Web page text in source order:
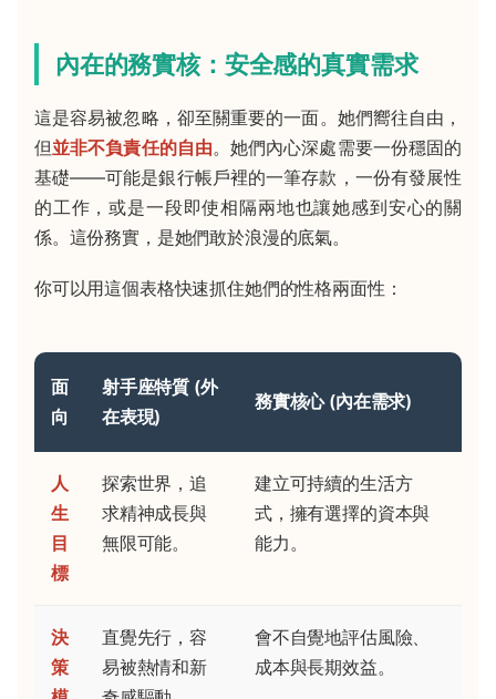
內在的務實核：安全感的真實需求
這是容易被忽略，卻至關重要的一面。她們嚮往自由，
但並非不負責任的自由。她們內心深處需要一份穩固的
基礎——可能是銀行帳戶裡的一筆存款，一份有發展性
的工作，或是一段即使相隔兩地也讓她感到安心的關
係。這份務實，是她們敢於浪漫的底氣。
你可以用這個表格快速抓住她們的性格兩面性：
面
向
射手座特質 (外
在表現)
務實核心 (內在需求)
人
生
目
標
探索世界，追
求精神成長與
無限可能。
建立可持續的生活方
式，擁有選擇的資本與
能力。
決
策
直覺先行，容
易被熱情和新
會不自覺地評估風險、
成本與長期效益。